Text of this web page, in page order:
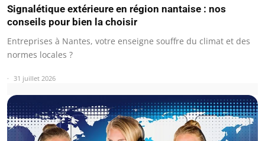
Signalétique extérieure en région nantaise : nos
conseils pour bien la choisir
Entreprises à Nantes, votre enseigne souffre du climat et des
normes locales ?
31 juillet 2026